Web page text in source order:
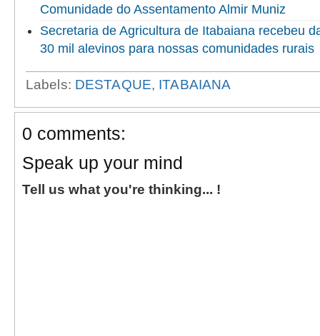
Comunidade do Assentamento Almir Muniz
Secretaria de Agricultura de Itabaiana recebeu
30 mil alevinos para nossas comunidades rurais
Labels: DESTAQUE, ITABAIANA
0 comments:
Speak up your mind
Tell us what you're thinking... !